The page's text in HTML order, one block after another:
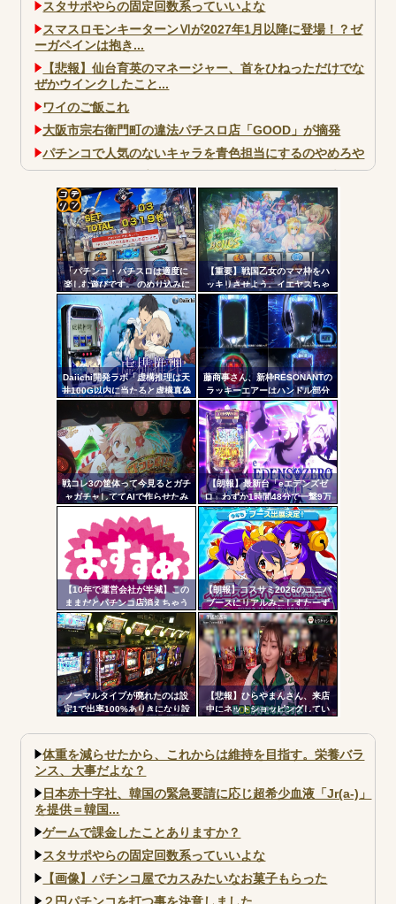
スタサポやらの固定回数系っていいよな
スマスロモンキーターンⅥが2027年1月以降に登場！？ゼ
ーガペインは抱き...
【悲報】仙台育英のマネージャー、首をひねっただけでな
ぜかウインクしたこと...
ワイのご飯これ
大阪市宗右衛門町の違法パチスロ店「GOOD」が摘発
パチンコで人気のないキャラを青色担当にするのやめろや
「今までありがとう」と...
無職のパチンコカス(22)なんやが、ワイの人生どれくらい
ヤバいか教えて？...
AngelBeats!とかいうクソアニメの思い出ｗｗｗ
Powered by livedoor 相互RSS
「パチンコ・パチスロは適度に
楽しむ遊びです。 のめり込みに
注意しましょう。」←これおか
しいだろｗｗｗ
【重要】戦国乙女のママ枠をハ
ッキリさせよう。イエヤスちゃ
んやヒデヨシちゃんはママなの
か。ノブ様はママではないのか
を
Daiichi開発ラボ「虚構推理は天
井100G以内に当たると虚構真偽
が2回当選するまで転落しない状
態に突入するぞ。300G・700G
の天井も一緒」
藤商事さん、新枠RESONANTの
ラッキーエアーはハンドル部分
からのみで枠上部からの風は無
い模様。ヅラに配慮したか？
戦コレ3の筐体って今見るとガチ
ャガチャしててAIで作らせたみ
たいだよな
【朗報】最新台「eエデンズゼ
ロ」わずか1時間48分で一撃9万
5000発コンプリートを達成して
しまうｗ 究極LT期待出玉2万発
超えの現行最強スペックは伊達
じゃないな…
【10年で運営会社が半減】この
ままだとパチンコ店消えちゃう
けど…それでいいの？
【朗報】コスサミ2026のユニバ
ブースにリアルみこしすたーず
が降臨！！！電音部の実機も!？
ノーマルタイプが廃れたのは設
定1で出率100%ありきになり設
【悲報】ひらやまんさん、来店
中にネットショッピングしてい
ーさんに密告されてしまう…
コテ
リン
- 固
定リ
ンク
自動
更新
ツー
ル
体重を減らせたから、これからは維持を目指す。栄養バラ
ンス、大事だよな？
日本赤十字社、韓国の緊急要請に応じ超希少血液「Jr(a-)」
を提供＝韓国...
ゲームで課金したことありますか？
スタサポやらの固定回数系っていいよな
【画像】パチンコ屋でカスみたいなお菓子もらった
２円パチンコを打つ事を決意しました。